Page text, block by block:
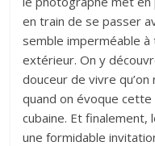
en train de se passer
semble imperméable
extérieur. On y
douceur de vivre
quand on évoque
cubaine. Et
une formidable